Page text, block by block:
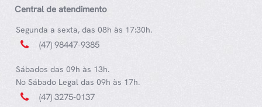
Central de atendimento
Segunda a sexta, das 08h às 17:30h.
(47) 98447-9385
Sábados das 09h às 13h.
No Sábado Legal das 09h às 17h.
(47) 3275-0137